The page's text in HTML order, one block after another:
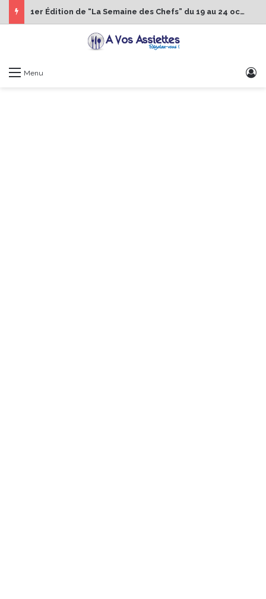
1er Édition de “La Semaine des Chefs” du 19 au 24 octobre 2026
Menu